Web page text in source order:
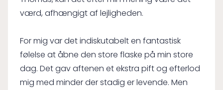
værd, afhængigt af lejligheden.
For mig var det indiskutabelt en fantastisk
følelse at åbne den store flaske på min store
dag. Det gav aftenen et ekstra pift og efterlod
mig med minder der stadig er levende. Men